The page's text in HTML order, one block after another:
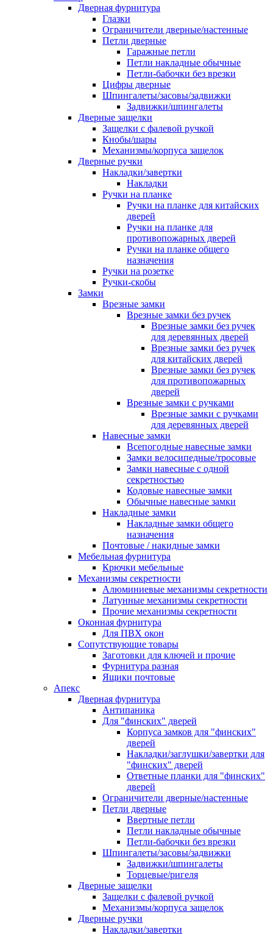
Дверная фурнитура
Глазки
Ограничители дверные/настенные
Петли дверные
Гаражные петли
Петли накладные обычные
Петли-бабочки без врезки
Цифры дверные
Шпингалеты/засовы/задвижки
Задвижки/шпингалеты
Дверные защелки
Защелки с фалевой ручкой
Кнобы/шары
Механизмы/корпуса защелок
Дверные ручки
Накладки/завертки
Накладки
Ручки на планке
Ручки на планке для китайских
дверей
Ручки на планке для
противопожарных дверей
Ручки на планке общего
назначения
Ручки на розетке
Ручки-скобы
Замки
Врезные замки
Врезные замки без ручек
Врезные замки без ручек
для деревянных дверей
Врезные замки без ручек
для китайских дверей
Врезные замки без ручек
для противопожарных
дверей
Врезные замки с ручками
Врезные замки с ручками
для деревянных дверей
Навесные замки
Всепогодные навесные замки
Замки велосипедные/тросовые
Замки навесные с одной
секретностью
Кодовые навесные замки
Обычные навесные замки
Накладные замки
Накладные замки общего
назначения
Почтовые / накидные замки
Мебельная фурнитура
Крючки мебельные
Механизмы секретности
Алюминиевые механизмы секретности
Латунные механизмы секретности
Прочие механизмы секретности
Оконная фурнитура
Для ПВХ окон
Сопутствующие товары
Заготовки для ключей и прочие
Фурнитура разная
Ящики почтовые
Апекс
Дверная фурнитура
Антипаника
Для "финских" дверей
Корпуса замков для "финских"
дверей
Накладки/заглушки/завертки для
"финских" дверей
Ответные планки для "финских"
дверей
Ограничители дверные/настенные
Петли дверные
Ввертные петли
Петли накладные обычные
Петли-бабочки без врезки
Шпингалеты/засовы/задвижки
Задвижки/шпингалеты
Торцевые/ригеля
Дверные защелки
Защелки с фалевой ручкой
Механизмы/корпуса защелок
Дверные ручки
Накладки/завертки